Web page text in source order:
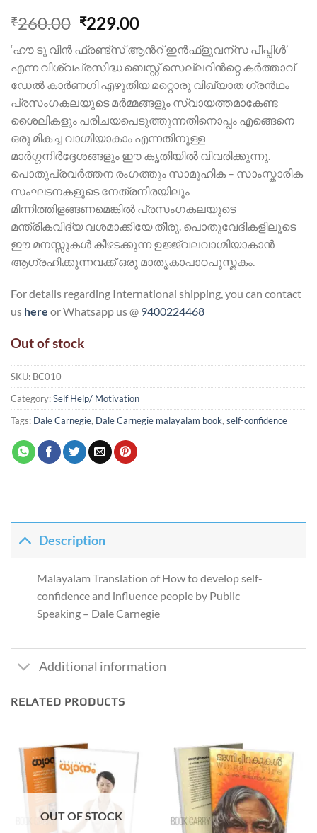
₹260.00 ₹229.00
‘ഹൗ ടു വിൻ ഫ്രണ്ട്സ് ആൻറ് ഇൻഫ്ളുവന്സ പീപ്പിൾ’
എന്ന വിശ്വപ്രസിദ്ധ ബെസ്റ്റ് സെല്ലറിൻറ്റെ കർത്താവ്
ഡേൽ കാർണഗി എഴുതിയ മറ്റൊരു വിഖ്യാത ഗ്രൻഥം
പ്രസംഗകലയുടെ മർമ്മങ്ങളും സ്വായത്തമാകേണ്ട
ശൈലികളും പരിചയപെടുത്തുന്നതിനൊപ്പം എങ്ങെനെ
ഒരു മികച്ച വാഗ്മിയാകാം എന്നതിനുള്ള
മാർഗ്ഗനിർദ്ദേശങ്ങളും ഈ കൃതിയിൽ വിവരിക്കുന്നു.
പൊതുപ്രവർത്തന രംഗത്തും സാമൂഹിക – സാംസ്കാരിക
സംഘടനകളുടെ നേത്രനിരയിലും
മിന്നിത്തിളങ്ങണമെങ്കിൽ പ്രസംഗകലയുടെ
മന്ത്രികവിദ്യ വശമാക്കിയേ തീരു. പൊതുവേദികളിലൂടെ
ഈ മനസ്സുകൾ കീഴടക്കുന്ന ഉജ്ജ്വലവാഗ്മിയാകാൻ
ആഗ്രഹിക്കുന്നവക്ക് ഒരു മാതൃകാപാഠപുസ്തകം.
For details regarding International shipping, you can contact
us here or Whatsapp us @ 9400224468
Out of stock
SKU: BC010
Category:Self Help/ Motivation
Tags: Dale Carnegie, Dale Carnegie malayalam book, self-confidence
Description
Malayalam Translation of How to develop self-
confidence and influence people by Public
Speaking – Dale Carnegie
Additional information
RELATED PRODUCTS
OUT OF STOCK